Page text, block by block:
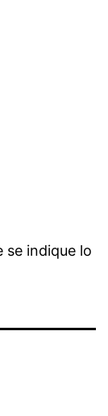
se indique lo